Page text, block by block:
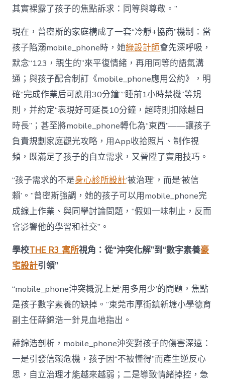
其實裸露了孩子的焦點訴求：同等與尊敬。”
現在，曾密斯的家庭構成了一套“冷靜+協商”機制：當
孩子陷溺mobile_phone時，她綠設計師會先深呼吸，
默念“123，親生的”來平復情緒，再用同等的語氣溝
通；與孩子配合制訂《mobile_phone應用公約》，明
確“完成作業后可應用30分鐘”“睡前1小時禁機”等規
則，并約定“表現好可延長10分鐘，超時則扣除越日
時長”；甚至將mobile_phone轉化為“東西”——讓孩子
負責規劃家庭觀光攻略，用App收拾照片、制作視
頻，既滿足了孩子的自立需求，又晉陞了實用技巧。
“孩子需求的不是身心診所設計‘被治理’，而是‘被信
賴’。”曾密斯強調，她的孩子可以用mobile_phone完
成線上作業、與同學討論問題，“假如一味制止，反而
會影響他的學習和社交”。
學校THE R3 寓所視角：從“沖突化解”到“數字素養豪
宅設計引領”
“mobile_phone沖突概況上是‘用多用少’的問題，焦點
是孩子數字素養的缺掉。”東莞市厚街鎮新塘小學德育
副主任薛錦浩一針見血地指出。
薛錦浩剖析，mobile_phone沖突對孩子的傷害深遠：
一是引發信賴危機，孩子因“不被懂得”而產生逆反心
思，自立治理才能越來越弱；二是導致情緒掉控，急